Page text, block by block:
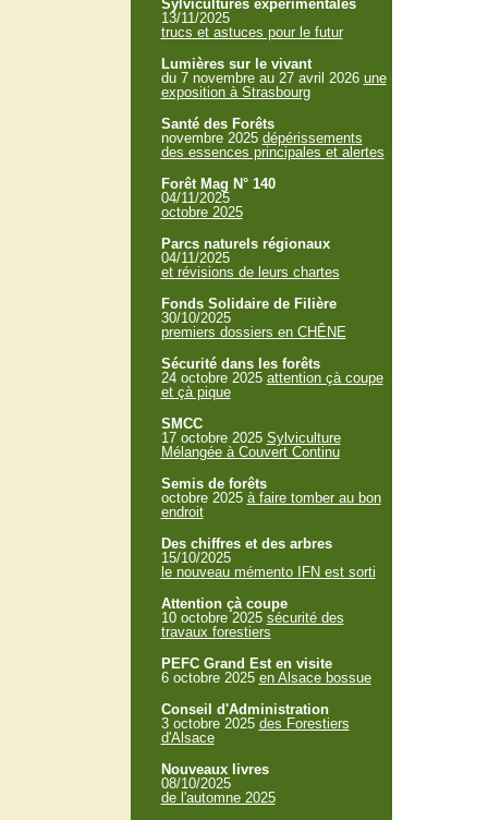
Sylvicultures expérimentales
13/11/2025
trucs et astuces pour le futur
Lumières sur le vivant
du 7 novembre au 27 avril 2026 une
exposition à Strasbourg
Santé des Forêts
novembre 2025 dépérissements
des essences principales et alertes
Forêt Mag N° 140
04/11/2025
octobre 2025
Parcs naturels régionaux
04/11/2025
et révisions de leurs chartes
Fonds Solidaire de Filière
30/10/2025
premiers dossiers en CHÊNE
Sécurité dans les forêts
24 octobre 2025 attention çà coupe
et çà pique
SMCC
17 octobre 2025 Sylviculture
Mélangée à Couvert Continu
Semis de forêts
octobre 2025 à faire tomber au bon
endroit
Des chiffres et des arbres
15/10/2025
le nouveau mémento IFN est sorti
Attention çà coupe
10 octobre 2025 sécurité des
travaux forestiers
PEFC Grand Est en visite
6 octobre 2025 en Alsace bossue
Conseil d'Administration
3 octobre 2025 des Forestiers
d'Alsace
Nouveaux livres
08/10/2025
de l'automne 2025